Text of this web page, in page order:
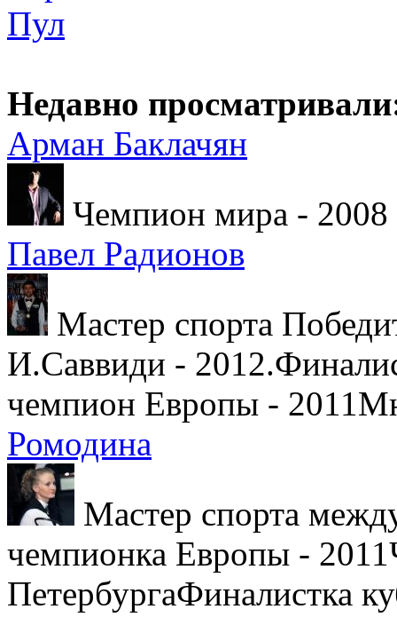
Пул
Недавно
Арман Баклачян
Чемпион мира -
Павел Радионов
Мастер спорта
И.Саввиди -
чемпион Европы -
Ромодина
Мастер спорта
чемпионка Европы -
ПетербургаФиналистка